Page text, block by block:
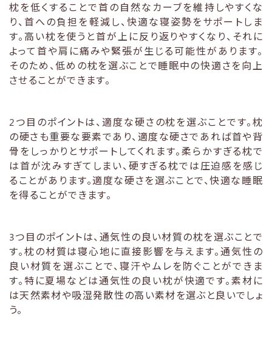
枕を低くすることで首の自然なカーブを維持しやすくな
り、首への負担を軽減し、快適な寝姿勢をサポートしま
す。高い枕を使うと首が上に反り返りやすくなり、それに
よって首や肩に痛みや緊張が生じる可能性があります。
そのため、低めの枕を選ぶことで睡眠中の快適さを向上
させることができます。
2つ目のポイントは、適度な硬さの枕を選ぶことです。枕
の硬さも重要な要素であり、適度な硬さであれば首や背
骨をしっかりとサポートしてくれます。柔らかすぎる枕で
は首が沈みすぎてしまい、硬すぎる枕では圧迫感を感じ
ることがあります。適度な硬さを選ぶことで、快適な睡眠
を得ることができます。
3つ目のポイントは、通気性の良い材質の枕を選ぶことで
す。枕の材質は寝心地に直接影響を与えます。通気性の
良い材質を選ぶことで、寝汗やムレを防ぐことができま
す。特に夏場などは通気性の良い枕が快適です。素材に
は天然素材や吸湿発散性の高い素材を選ぶと良いでしょ
う。